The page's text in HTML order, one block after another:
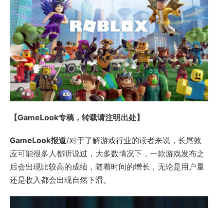
【GameLook专稿，转载请注明出处】
GameLook报道/对于了解游戏行业的读者来说，长尾效
应可能很多人都听说过，大多数情况下，一款游戏发布之
后会出现比较高的成绩，随着时间的增长，无论是用户量
还是收入都会出现自然下滑。